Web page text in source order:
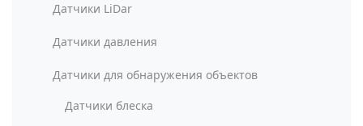
Датчики LiDar
Датчики давления
Датчики для обнаружения объектов
Датчики блеска